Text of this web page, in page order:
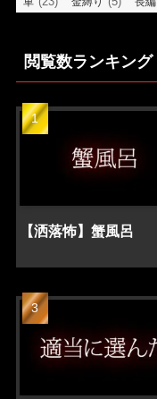
閲覧数ランキング
【洒落怖】蟹風呂